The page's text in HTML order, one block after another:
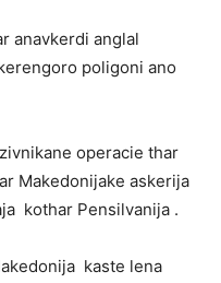
anavkerdi anglal
poligoni ano
operacie thar
Makedonijake askerija
kothar Pensilvanija .
kaste lena